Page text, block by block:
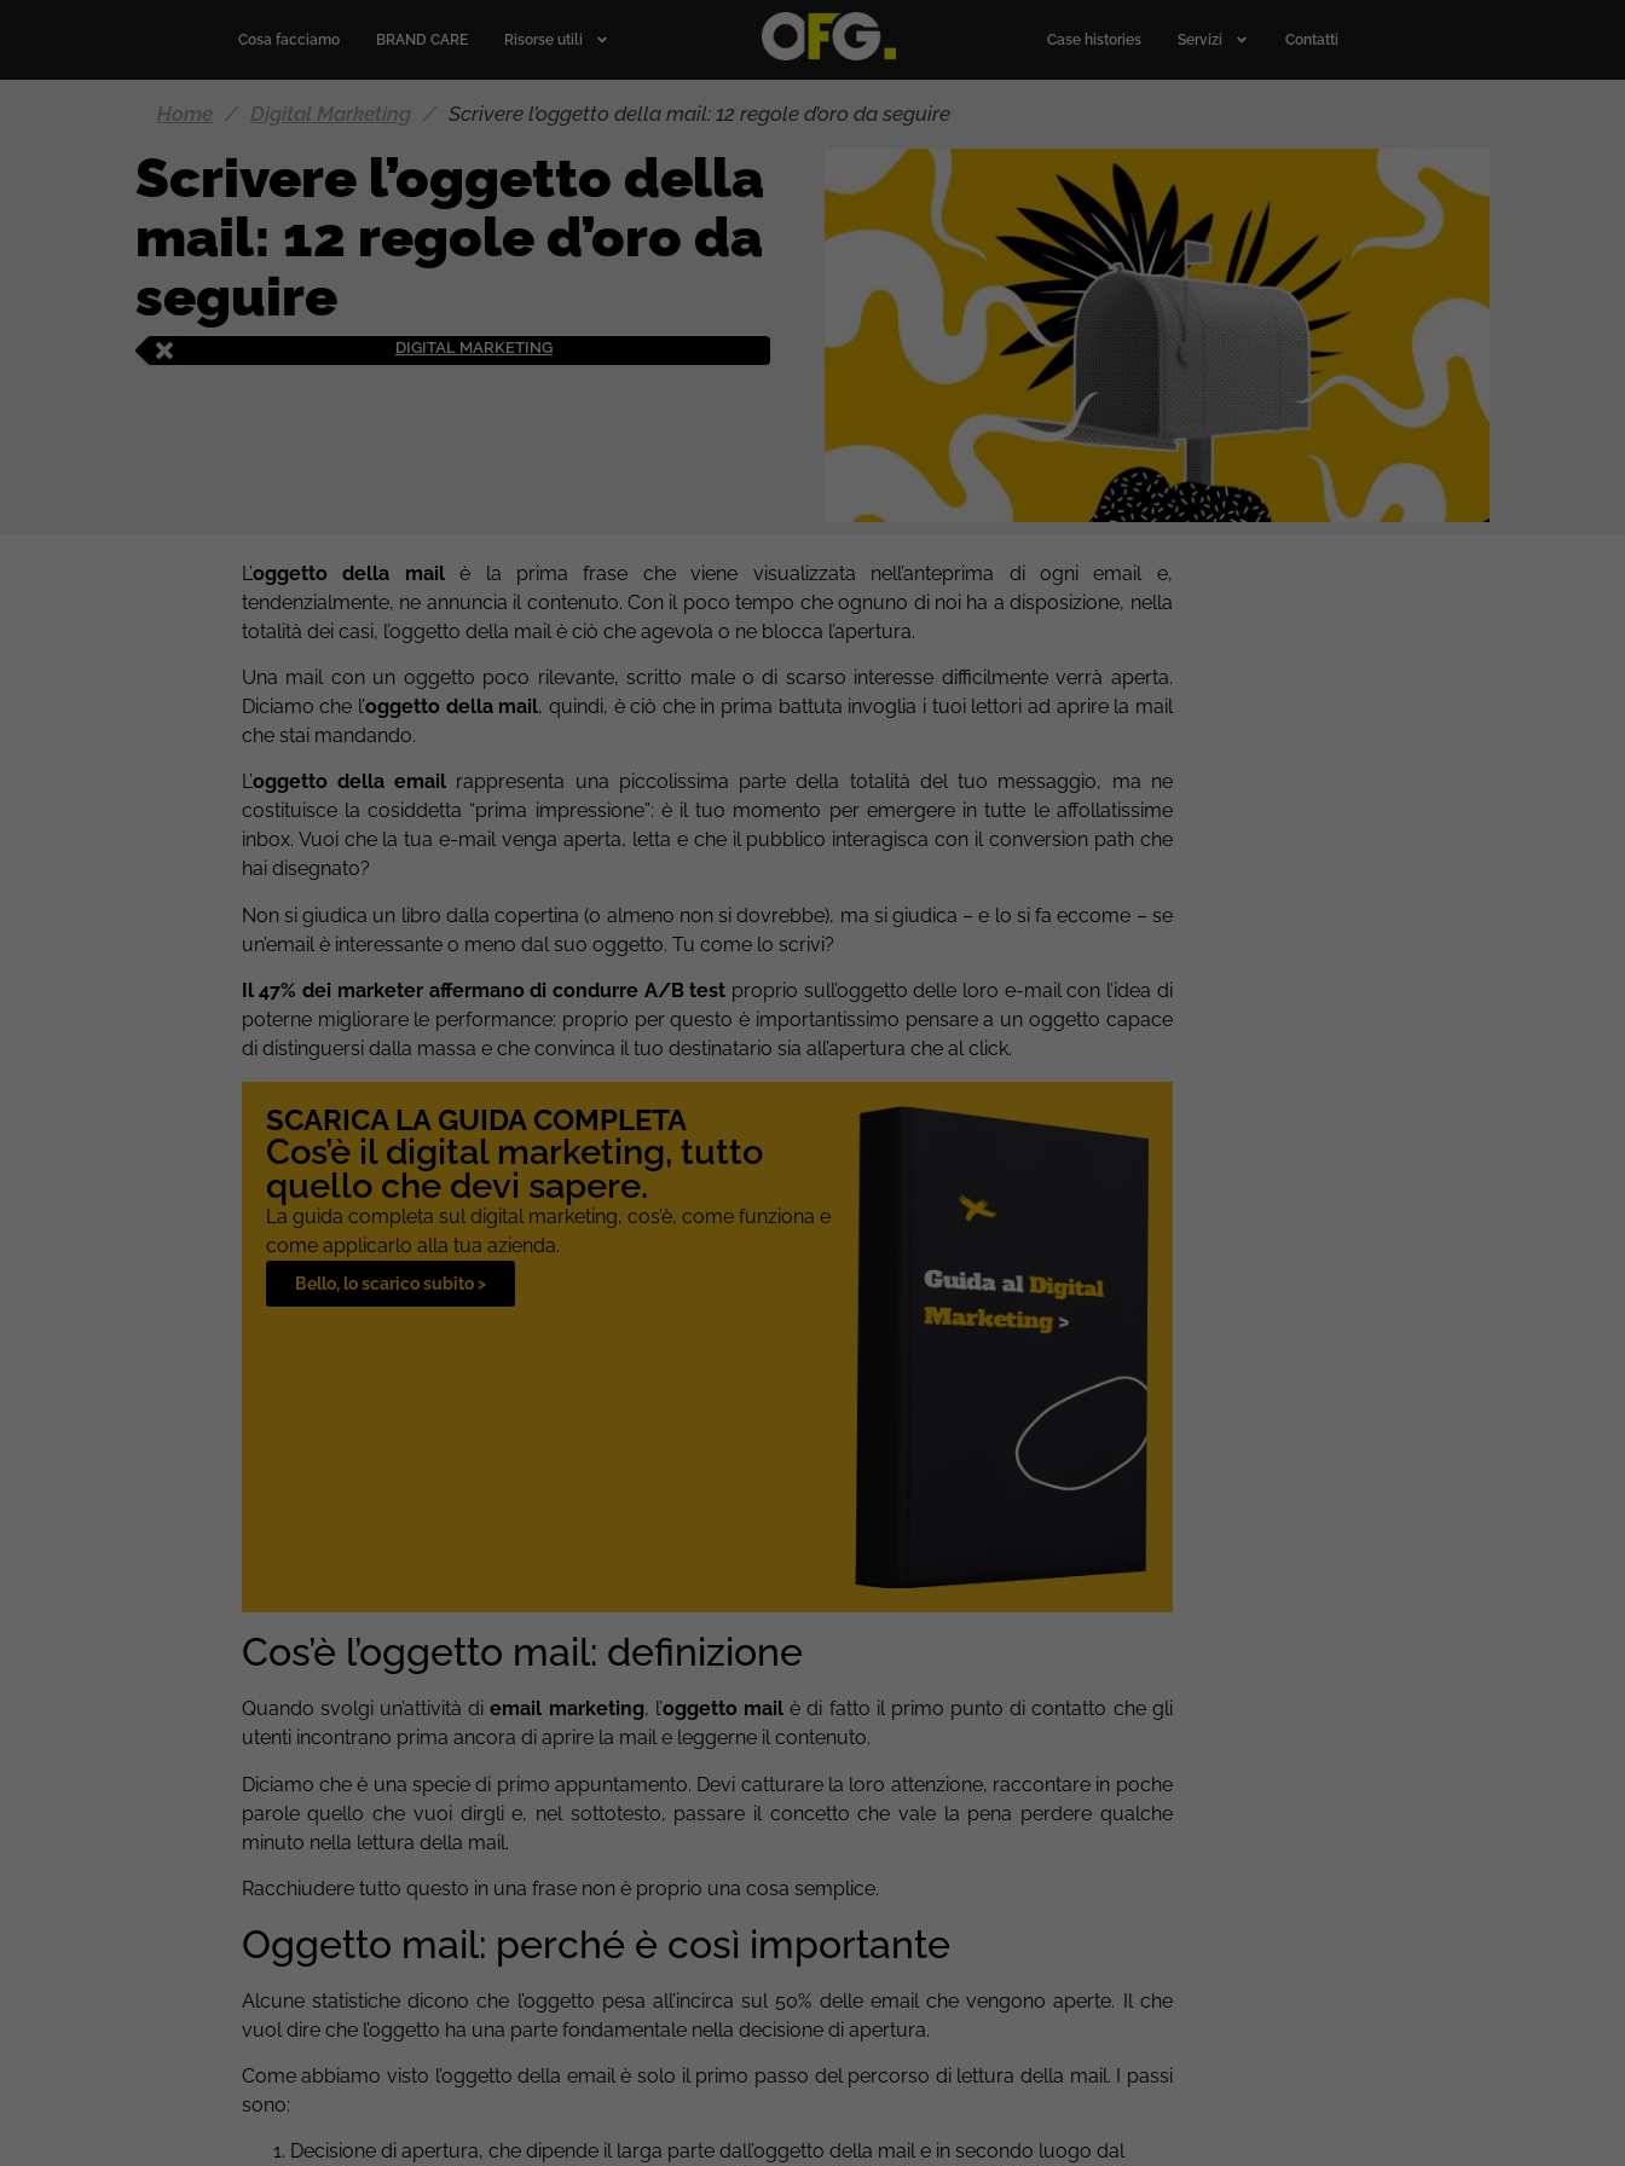
Cosa facciamo BRAND CARE Risorse utili Case histories Servizi Contatti
Home / Digital Marketing / Scrivere l’oggetto della mail: 12 regole d’oro da seguire
Scrivere l’oggetto della
mail: 12 regole d’oro da
seguire
DIGITAL MARKETING
L’oggetto della mailè la prima frase che viene visualizzata nell’anteprima di ogni email e,
tendenzialmente, ne annuncia il contenuto. Con il poco tempo che ognuno di noi ha a disposizione, nella
totalità dei casi, l’oggetto della mail è ciò che agevola o ne blocca l’apertura.
Una mail con un oggetto poco rilevante, scritto male o di scarso interesse difficilmente verrà aperta.
Diciamo che l’oggetto della mail, quindi, è ciò che in prima battuta invoglia i tuoi lettori ad aprire la mail
che stai mandando.
L’oggetto della email rappresenta una piccolissima parte della totalità del tuo messaggio, ma ne
costituisce la cosiddetta “prima impressione”: è il tuo momento per emergere in tutte le affollatissime
inbox. Vuoi che la tua e-mail venga aperta, letta e che il pubblico interagisca con il conversion path che
hai disegnato?
Non si giudica un libro dalla copertina (o almeno non si dovrebbe), ma si giudica – e lo si fa eccome – se
un’email è interessante o meno dal suo oggetto. Tu come lo scrivi?
Il 47% dei marketer affermano di condurre A/B test proprio sull’oggetto delle loro e-mail con l’idea di
poterne migliorare le performance: proprio per questo è importantissimo pensare a un oggetto capace
di distinguersi dalla massa e che convinca il tuo destinatario sia all’apertura che al click.
SCARICA LA GUIDA COMPLETA
Cos’è il digital marketing, tutto
quello che devi sapere.
La guida completa sul digital marketing, cos’è, come funziona e
come applicarlo alla tua azienda.
Bello, lo scarico subito >
Cos’è l’oggetto mail: definizione
Quando svolgi un’attività diemail marketing, l’oggetto mail è di fatto il primo punto di contatto che gli
utenti incontrano prima ancora di aprire la mail e leggerne il contenuto.
Diciamo che è una specie di primo appuntamento. Devi catturare la loro attenzione, raccontare in poche
parole quello che vuoi dirgli e, nel sottotesto, passare il concetto che vale la pena perdere qualche
minuto nella lettura della mail.
Racchiudere tutto questo in una frase non è proprio una cosa semplice.
Oggetto mail: perché è così importante
Alcune statistiche dicono che l’oggetto pesa all’incirca sul 50% delle email che vengono aperte. Il che
vuol dire che l’oggetto ha una parte fondamentale nella decisione di apertura.
Come abbiamo visto l’oggetto della email è solo il primo passo del percorso di lettura della mail. I passi
sono:
Decisione di apertura, che dipende il larga parte dall’oggetto della mail e in secondo luogo dal